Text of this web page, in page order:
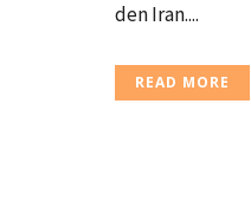
den Iran....
READ MORE